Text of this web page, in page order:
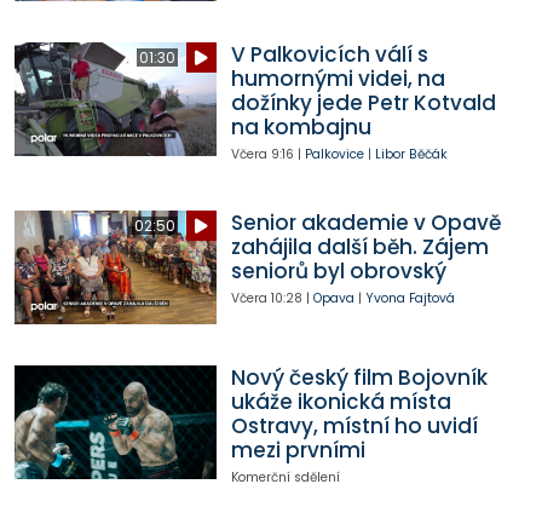
01:30
V Palkovicích válí s
humornými videi, na
dožínky jede Petr Kotvald
na kombajnu
Včera 9:16 | Palkovice| Libor Běčák
02:50
Senior akademie v Opavě
zahájila další běh. Zájem
seniorů byl obrovský
Včera 10:28 | Opava | Yvona Fajtová
Nový český film Bojovník
ukáže ikonická místa
Ostravy, místní ho uvidí
mezi prvními
Komerční sdělení